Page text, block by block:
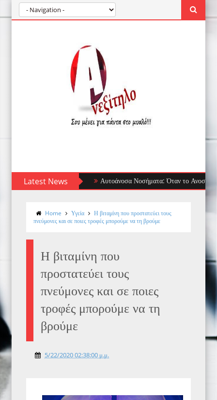
Latest News Αυτοάνοσα Νοσήματα: Όταν το Ανοσοποιητικό
Home Υγεία
Η βιταμίνη που προστατεύει τους
πνεύμονες και σε ποιες τροφές μπορούμε να τη βρούμε
Η βιταμίνη που
προστατεύει τους
πνεύμονες και σε ποιες
τροφές μπορούμε να τη
βρούμε
5/22/2020 02:38:00 μ.μ.